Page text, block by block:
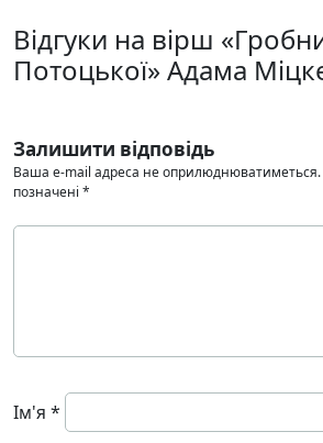
Відгуки на вірш
Потоцької» Адама
Залишити відповідь
Ваша e-mail адреса не оприлюднюватиметься.
позначені *
Ім'я *